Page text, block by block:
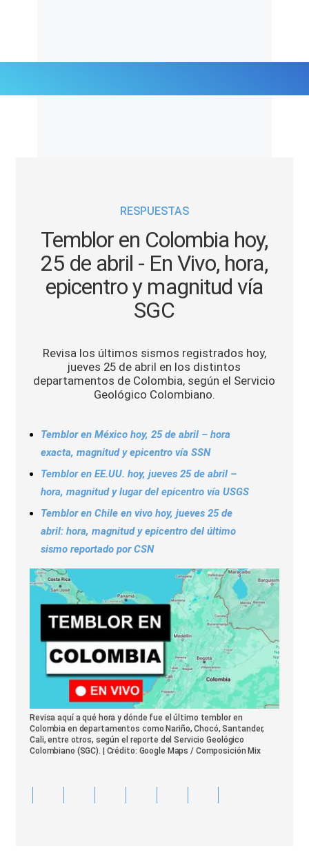
Tendencias Mix
RESPUESTAS
Temblor en Colombia hoy,
25 de abril - En Vivo, hora,
epicentro y magnitud vía
SGC
Revisa los últimos sismos registrados hoy,
jueves 25 de abril en los distintos
departamentos de Colombia, según el Servicio
Geológico Colombiano.
Temblor en México hoy, 25 de abril – hora
exacta, magnitud y epicentro vía SSN
Temblor en EE.UU. hoy, jueves 25 de abril –
hora, magnitud y lugar del epicentro vía USGS
Temblor en Chile en vivo hoy, jueves 25 de
abril: hora, magnitud y epicentro del último
sismo reportado por CSN
Revisa aquí a qué hora y dónde fue el último temblor en
Colombia en departamentos como Nariño, Chocó, Santander,
Cali, entre otros, según el reporte del Servicio Geológico
Colombiano (SGC). | Crédito: Google Maps / Composición Mix